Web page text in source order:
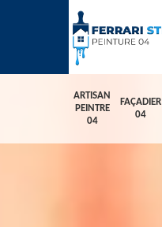
ARTISAN
PEINTRE
04
FAÇADIER
04